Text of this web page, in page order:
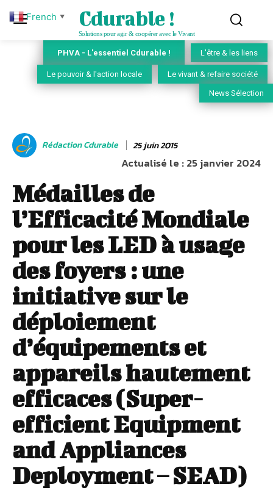
Cdurable !
Solutions pour agir & coopérer avec le Vivant
PHVA - L'essentiel Cdurable ! L'être & les liens
Le pouvoir & l'action locale Le vivant & refaire société
News Sélection
Rédaction Cdurable 25 juin 2015
Actualisé le :25 janvier 2024
Médailles de
l’Efficacité Mondiale
pour les LED à usage
des foyers : une
initiative sur le
déploiement
d’équipements et
appareils hautement
efficaces (Super-
efficient Equipment
and Appliances
Deployment – SEAD)
French ▼